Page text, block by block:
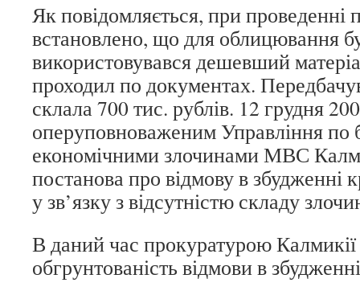
Як повідомляється, при проведенні
встановлено, що для облицювання
використовувався дешевший
проходил по документах.
склала 700 тис. рублів. 12 грудня
оперуповноваженим Управління по
економічними злочинами МВС
постанова про відмову в збудженні
у зв’язку з відсутністю складу
В даний час прокуратурою Калмикії
обгрунтованість відмови в